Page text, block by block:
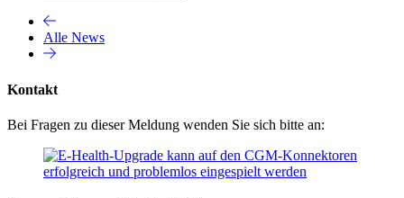
Alle News
Kontakt
Bei Fragen zu dieser Meldung wenden Sie sich bitte an: